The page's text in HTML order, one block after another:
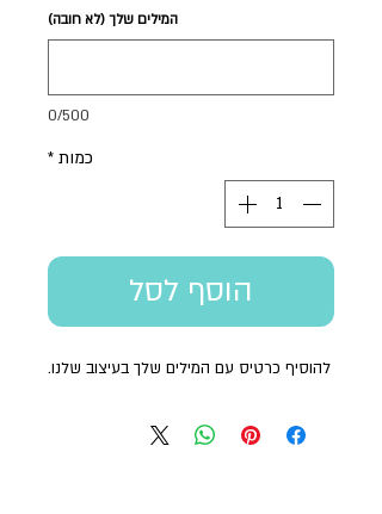
המילים שלך (לא חובה)
0/500
כמות *
הוסף לסל
להוסיף כרטיס עם המילים שלך בעיצוב שלנו.